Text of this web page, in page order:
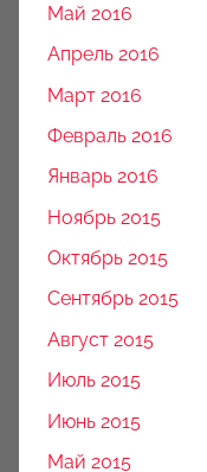
Май 2016
Апрель 2016
Март 2016
Февраль 2016
Январь 2016
Ноябрь 2015
Октябрь 2015
Сентябрь 2015
Август 2015
Июль 2015
Июнь 2015
Май 2015